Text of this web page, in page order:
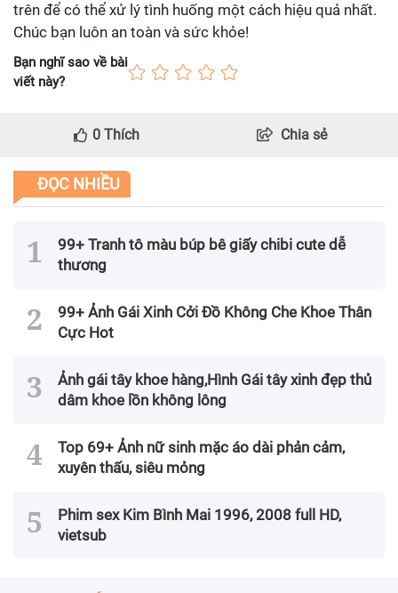
trên để có thể xử lý tình huống một cách hiệu quả nhất.
Chúc bạn luôn an toàn và sức khỏe!
Bạn nghĩ sao về bài
viết này?
0 Thích Chia sẻ
ĐỌC NHIỀU
99+ Tranh tô màu búp bê giấy chibi cute dễ
thương
99+ Ảnh Gái Xinh Cởi Đồ Không Che Khoe Thân
Cực Hot
Ảnh gái tây khoe hàng,Hình Gái tây xinh đẹp thủ
dâm khoe lồn không lông
Top 69+ Ảnh nữ sinh mặc áo dài phản cảm,
xuyên thấu, siêu mỏng
Phim sex Kim Bình Mai 1996, 2008 full HD,
vietsub